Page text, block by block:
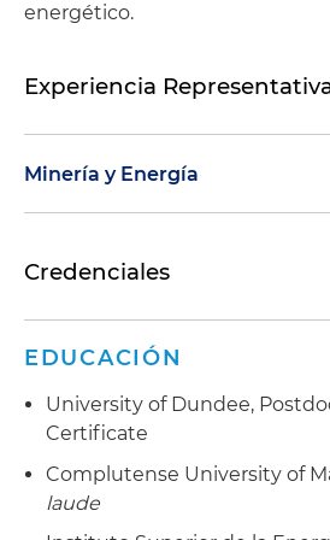
energético.
Experiencia
Minería y Energía
los contratos de minería de
Participó en el equipo
hidrógeno
Asesoró en la transferencia
en Colombia
Credenciales
EDUCACIÓN
University of Dundee,
Certificate
Complutense University of
laude